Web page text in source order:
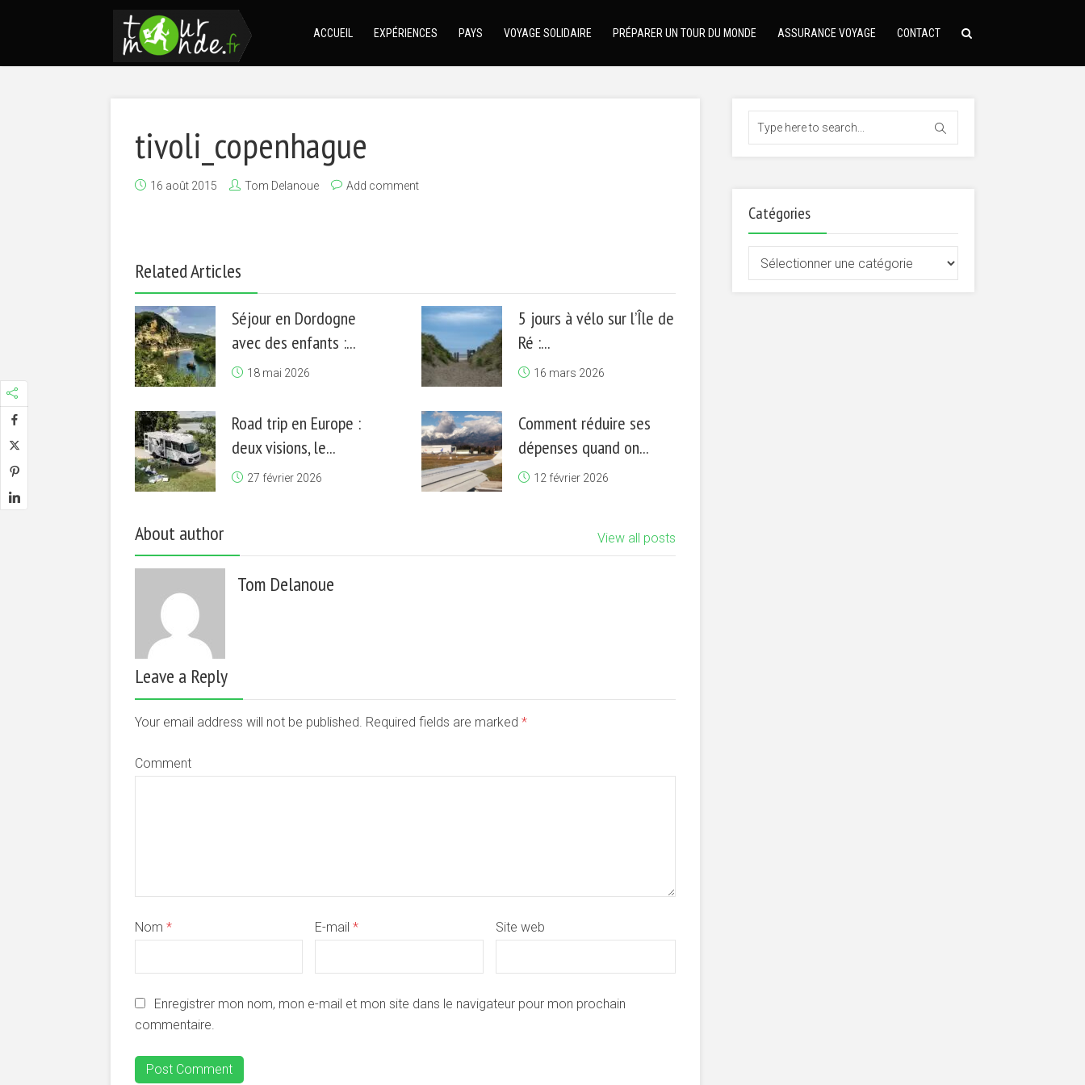
ACCUEIL EXPÉRIENCES PAYS VOYAGE SOLIDAIRE PRÉPARER UN TOUR DU MONDE ASSURANCE VOYAGE CONTACT
tivoli_copenhague
16 août 2015 Tom Delanoue Add comment
Related Articles
Séjour en Dordogne
avec des enfants :...
18 mai 2026
5 jours à vélo sur l’Île de
Ré :...
16 mars 2026
Road trip en Europe :
deux visions, le...
27 février 2026
Comment réduire ses
dépenses quand on...
12 février 2026
About author View all posts
Tom Delanoue
Leave a Reply
Your email address will not be published. Required fields are marked *
Comment
Nom * E-mail* Site web
Enregistrer mon nom, mon e-mail et mon site dans le navigateur pour mon prochain
commentaire.
Catégories